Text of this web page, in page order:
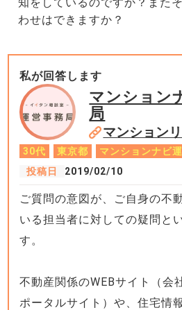
わせはできますか？
私が回答します
マンション
局
マンション
30代 東京都
マンションナビ
投稿日
2019/02/10
ご質問の意図が、ご自身の不
いる担当者に対しての疑問と
す。
不動産関係のWEBサイト（会
ポータルサイト）や、住宅情